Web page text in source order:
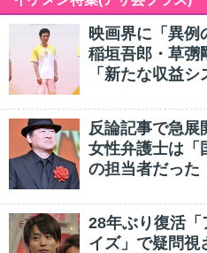
映画界に「異例
稲垣吾郎・草彅
「新たな収益シ
反論記事で急展
女性弁護士は「
の担当者だった
28年ぶり復活「
イズ」で疑問視